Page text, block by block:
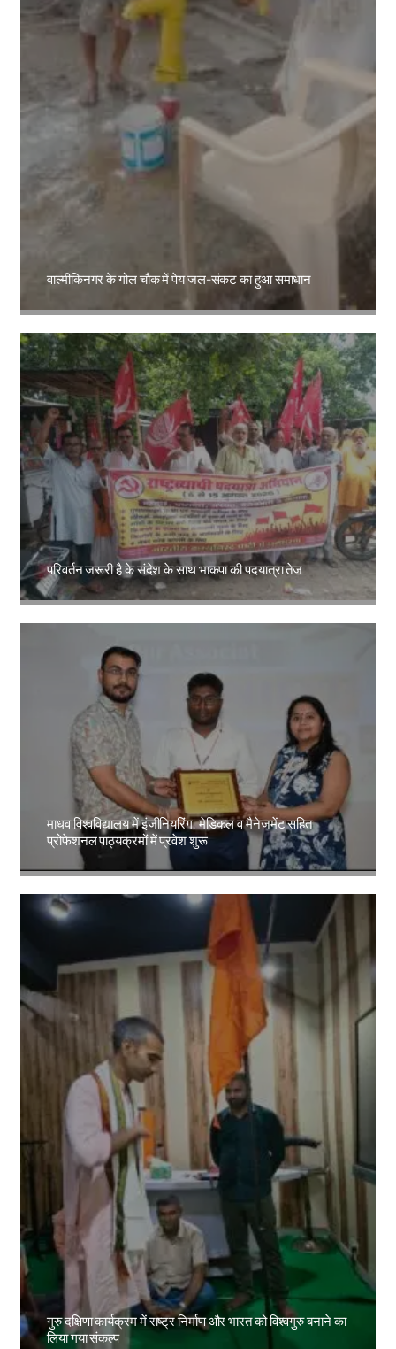
वाल्मीकिनगर के गोल चौक में पेय जल-संकट का हुआ समाधान
परिवर्तन जरूरी है के संदेश के साथ भाकपा की पदयात्रा तेज
Amit Lekh
माधव विश्वविद्यालय में इंजीनियरिंग, मेडिकल व मैनेजमेंट सहित
प्रोफेशनल पाठ्यक्रमों में प्रवेश शुरू
Amit Lekh
गुरु दक्षिणा कार्यक्रम में राष्ट्र निर्माण और भारत को विश्वगुरु बनाने का
लिया गया संकल्प